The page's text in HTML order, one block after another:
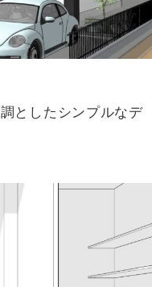
としたシンプルなデ